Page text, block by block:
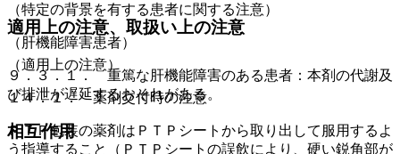
適用上の注意、取扱い上の注意
（適用上の注意）
１４．１． 薬剤交付時の注意
ＰＴＰ包装の薬剤はＰＴＰシートから取り出して服用するよ
う指導すること（ＰＴＰシートの誤飲により、硬い鋭角部が
（特定の背景を有する患者に関する注意）
（肝機能障害患者）
９．３．１． 重篤な肝機能障害のある患者：本剤の代謝及
び排泄が遅延するおそれがある。
相互作用